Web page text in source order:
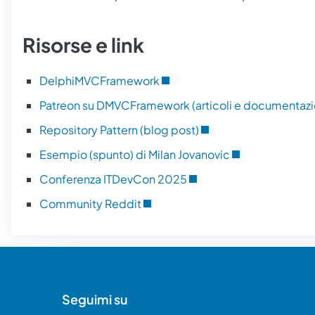
Risorse e link
DelphiMVCFramework
Patreon su DMVCFramework (articoli e
Repository Pattern (blog post)
Esempio (spunto) di Milan Jovanovic
Conferenza ITDevCon 2025
Community Reddit
Seguimi su